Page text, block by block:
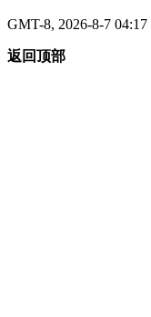
GMT-8, 2026-8-7 04:17
返回顶部